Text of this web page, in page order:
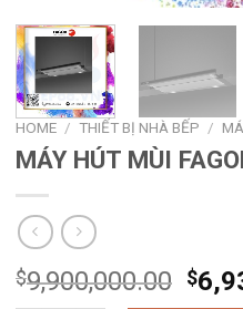
HOME / THIẾT BỊ NHÀ BẾP /
MÁY HÚT MÙI
$9,900,000.00 $